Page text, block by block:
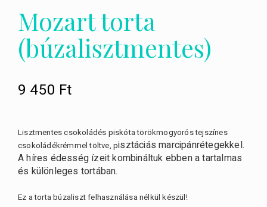
Mozart torta
(búzalisztmentes)
9 450 Ft
Lisztmentes csokoládés piskótatörökmogyorós tejszínes
csokoládékrémmel töltve, pisztáciás marcipánrétegekkel.
A híres édesség ízeit kombináltuk ebben a tartalmas
és különleges tortában.
Ez a torta búzaliszt felhasználása nélkül készül!